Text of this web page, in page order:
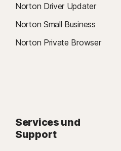
Norton Driver Updater
Norton Small Business
Norton Private Browser
Services und
Support